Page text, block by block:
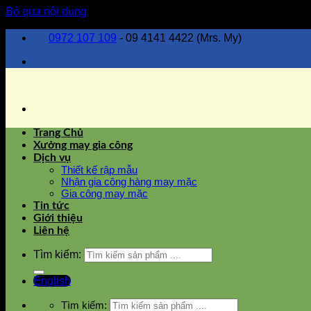
Bỏ qua nội dung
0972 107 109 - 09 4141 4422 (Mrs. My)
Trang Chủ
Xưởng may gia công
Dịch vụ
Thiết kế rập mẫu
Nhận gia công hàng may mặc
Gia công may mặc
Tin tức
Giới thiệu
Liên hệ
Tìm kiếm:
English
Tìm kiếm: